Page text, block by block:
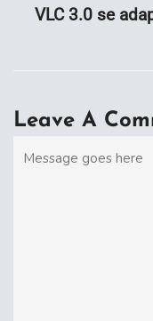
VLC 3.0 se
Leave A